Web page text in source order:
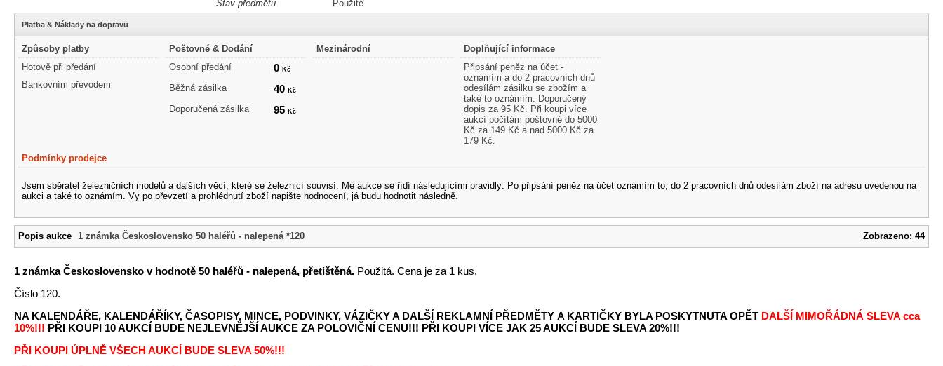
Stav předmětu
Použité
Platba & Náklady na dopravu
Způsoby platby
Hotově při předání
Bankovním převodem
Poštovné & Dodání
Osobní předání
0Kč
Běžná zásilka 40Kč
Doporučená zásilka 95Kč
Mezinárodní
Doplňující informace
Připsání peněz na účet -
oznámím a do 2 pracovních dnů
odesílám zásilku se zbožím a
také to oznámím. Doporučený
dopis za 95 Kč. Při koupi více
aukcí počítám poštovné do 5000
Kč za 149 Kč a nad 5000 Kč za
179 Kč.
Podmínky prodejce
Jsem sběratel železničních modelů a dalších věcí, které se železnicí souvisí. Mé aukce se řídí následujícími pravidly: Po připsání peněz na účet oznámím to, do 2 pracovních dnů odesílám zboží na adresu uvedenou na
aukci a také to oznámím. Vy po převzetí a prohlédnutí zboží napište hodnocení, já budu hodnotit následně.
Popis aukce 1 známka Československo 50 haléřů - nalepená *120 Zobrazeno: 44
1 známka Československo v hodnotě 50 haléřů - nalepená, přetištěná. Použitá. Cena je za 1 kus.
Číslo 120.
NA KALENDÁŘE, KALENDÁŘÍKY, ČASOPISY, MINCE, PODVINKY, VÁZIČKY A DALŠÍ REKLAMNÍ PŘEDMĚTY A KARTIČKY BYLA POSKYTNUTA OPĚT DALŠÍ MIMOŘÁDNÁ SLEVAcca
10%!!! PŘI KOUPI 10 AUKCÍ BUDE NEJLEVNĚJŠÍ AUKCE ZA POLOVIČNÍ CENU!!! PŘI KOUPI VÍCE JAK 25 AUKCÍ BUDE SLEVA 20%!!!
PŘI KOUPI ÚPLNĚ VŠECH AUKCÍ BUDE SLEVA 50%!!!